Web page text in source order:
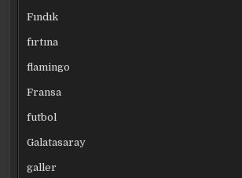
Fındık
fırtına
flamingo
Fransa
futbol
Galatasaray
galler